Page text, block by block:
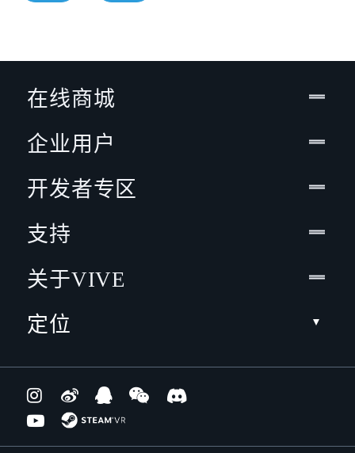
在线商城
企业用户
开发者专区
支持
关于VIVE
定位